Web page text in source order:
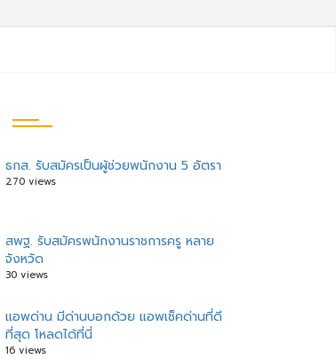
ธกส. รับสมัครเป็นผู้ช่วยพนักงาน 5 อัตรา
270 views
สพฐ. รับสมัครพนักงานราชการครู หลาย
จังหวัด
30 views
แอพด่าน มีด่านบอกด้วย แอพเช็คด่านที่ดี
ที่สุด โหลดได้ที่นี่
16 views